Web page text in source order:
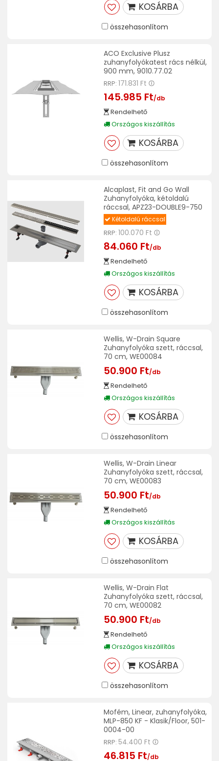
KOSÁRBA
összehasonlítom
ACO Exclusive Plusz
zuhanyfolyókatest rács nélkül,
900 mm, 9010.77.02
RRP: 171.831 Ft
145.985 Ft/db
Rendelhető
Országos kiszállítás
KOSÁRBA
összehasonlítom
Alcaplast, Fit and Go Wall
Zuhanyfolyóka, kétoldalú
ráccsal, APZ23-DOUBLE9-750
Kétoldalú ráccsal
RRP: 100.070 Ft
84.060 Ft/db
Rendelhető
Országos kiszállítás
KOSÁRBA
összehasonlítom
Wellis, W-Drain Square
Zuhanyfolyóka szett, ráccsal,
70 cm, WE00084
50.900 Ft/db
Rendelhető
Országos kiszállítás
KOSÁRBA
összehasonlítom
Wellis, W-Drain Linear
Zuhanyfolyóka szett, ráccsal,
70 cm, WE00083
50.900 Ft/db
Rendelhető
Országos kiszállítás
KOSÁRBA
összehasonlítom
Wellis, W-Drain Flat
Zuhanyfolyóka szett, ráccsal,
70 cm, WE00082
50.900 Ft/db
Rendelhető
Országos kiszállítás
KOSÁRBA
összehasonlítom
Mofém, Linear, zuhanyfolyóka,
MLP-850 KF - Klasik/Floor, 501-
0004-00
RRP: 54.400 Ft
46.815 Ft/db